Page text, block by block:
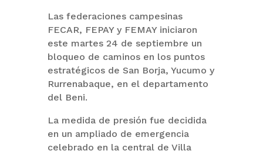
Las federaciones campesinas
FECAR, FEPAY y FEMAY iniciaron
este martes 24 de septiembre un
bloqueo de caminos en los puntos
estratégicos de San Borja, Yucumo y
Rurrenabaque, en el departamento
del Beni.
La medida de presión fue decidida
en un ampliado de emergencia
celebrado en la central de Villa